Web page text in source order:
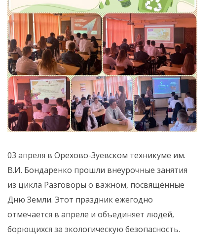
03 апреля в Орехово-Зуевском техникуме им.
В.И. Бондаренко прошли внеурочные занятия
из цикла Разговоры о важном, посвящённые
Дню Земли. Этот праздник ежегодно
отмечается в апреле и объединяет людей,
борющихся за экологическую безопасность.